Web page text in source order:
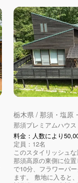
栃木県 / 那須・塩原
那須プレミアムハウス
料金：人数により
定員：12名
このスタイリッシュな
那須高原の東側に位
で10分、フラワーパ
ます。 敷地に入ると